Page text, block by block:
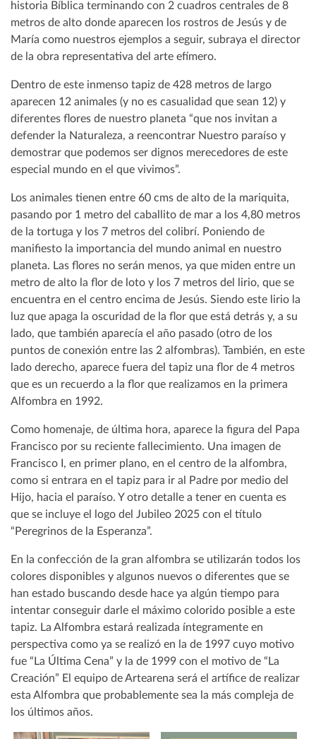
historia Bíblica terminando con 2 cuadros centrales de 8
metros de alto donde aparecen los rostros de Jesús y de
María como nuestros ejemplos a seguir, subraya el director
de la obra representativa del arte efímero.
Dentro de este inmenso tapiz de 428 metros de largo
aparecen 12 animales (y no es casualidad que sean 12) y
diferentes flores de nuestro planeta “que nos invitan a
defender la Naturaleza, a reencontrar Nuestro paraíso y
demostrar que podemos ser dignos merecedores de este
especial mundo en el que vivimos”.
Los animales tienen entre 60 cms de alto de la mariquita,
pasando por 1 metro del caballito de mar a los 4,80 metros
de la tortuga y los 7 metros del colibrí. Poniendo de
manifiesto la importancia del mundo animal en nuestro
planeta. Las flores no serán menos, ya que miden entre un
metro de alto la flor de loto y los 7 metros del lirio, que se
encuentra en el centro encima de Jesús. Siendo este lirio la
luz que apaga la oscuridad de la flor que está detrás y, a su
lado, que también aparecía el año pasado (otro de los
puntos de conexión entre las 2 alfombras). También, en este
lado derecho, aparece fuera del tapiz una flor de 4 metros
que es un recuerdo a la flor que realizamos en la primera
Alfombra en 1992.
Como homenaje, de última hora, aparece la figura del Papa
Francisco por su reciente fallecimiento. Una imagen de
Francisco I, en primer plano, en el centro de la alfombra,
como si entrara en el tapiz para ir al Padre por medio del
Hijo, hacia el paraíso. Y otro detalle a tener en cuenta es
que se incluye el logo del Jubileo 2025 con el título
“Peregrinos de la Esperanza”.
En la confección de la gran alfombra se utilizarán todos los
colores disponibles y algunos nuevos o diferentes que se
han estado buscando desde hace ya algún tiempo para
intentar conseguir darle el máximo colorido posible a este
tapiz. La Alfombra estará realizada íntegramente en
perspectiva como ya se realizó en la de 1997 cuyo motivo
fue “La Última Cena” y la de 1999 con el motivo de “La
Creación” El equipo de Artearena será el artífice de realizar
esta Alfombra que probablemente sea la más compleja de
los últimos años.